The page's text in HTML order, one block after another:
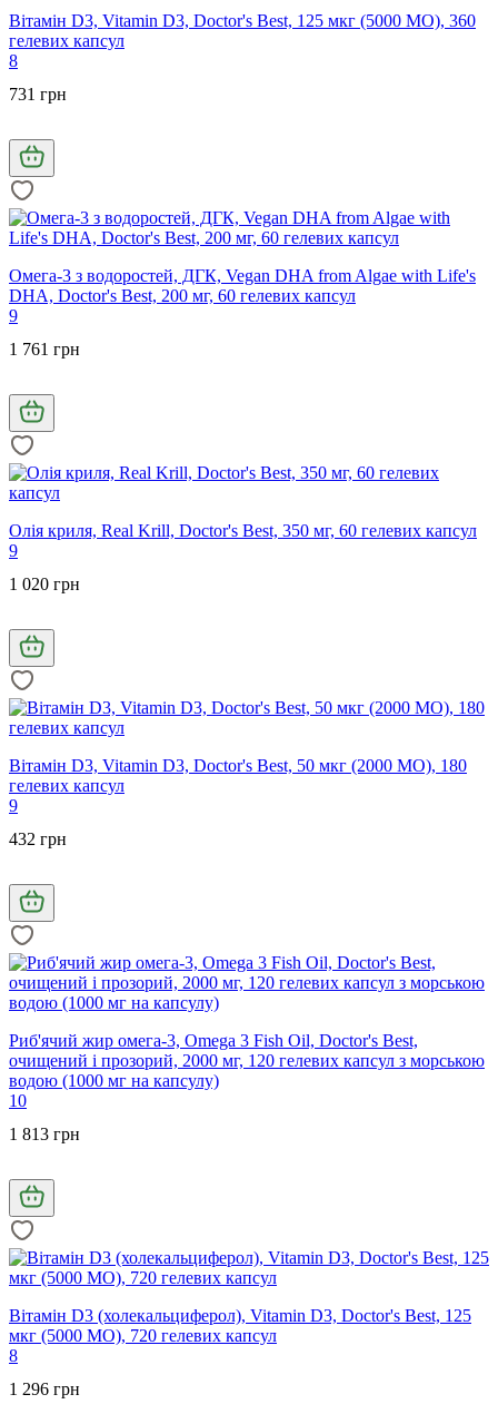
Вітамін D3, Vitamin D3, Doctor's Best, 125 мкг (5000 МО), 360
гелевих капсул
8
731 грн
Омега-3 з водоростей, ДГК, Vegan DHA from Algae with Life's
DHA, Doctor's Best, 200 мг, 60 гелевих капсул
9
1 761 грн
Олія криля, Real Krill, Doctor's Best, 350 мг, 60 гелевих капсул
9
1 020 грн
Вітамін D3, Vitamin D3, Doctor's Best, 50 мкг (2000 МО), 180
гелевих капсул
9
432 грн
Риб'ячий жир омега-3, Omega 3 Fish Oil, Doctor's Best,
очищений і прозорий, 2000 мг, 120 гелевих капсул з морською
водою (1000 мг на капсулу)
10
1 813 грн
Вітамін D3 (холекальциферол), Vitamin D3, Doctor's Best, 125
мкг (5000 МО), 720 гелевих капсул
8
1 296 грн